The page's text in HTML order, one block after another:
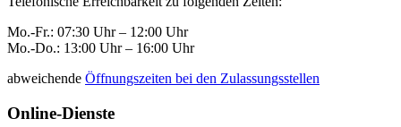
Mo.-Fr.: 07:30 Uhr – 12:00 Uhr
Mo.-Do.: 13:00 Uhr – 16:00 Uhr
abweichende Öffnungszeiten bei den Zulassungsstellen
Online-Dienste